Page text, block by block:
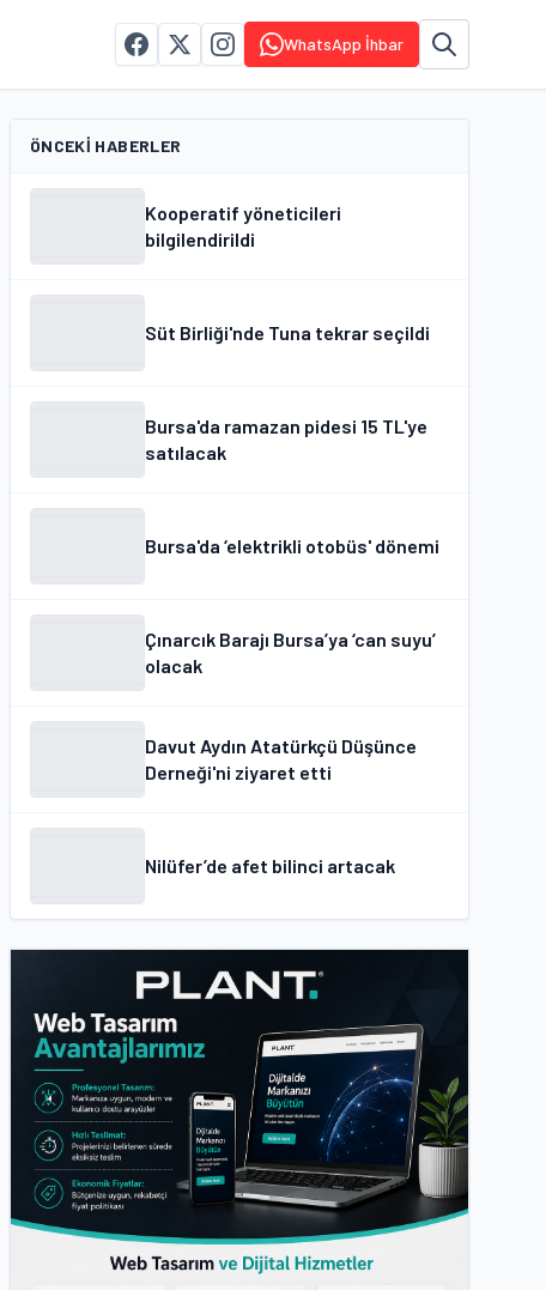
WhatsApp İhbar
ÖNCEKI HABERLER
Kooperatif yöneticileri
bilgilendirildi
Süt Birliği'nde Tuna tekrar seçildi
Bursa'da ramazan pidesi 15 TL'ye
satılacak
Bursa'da ‘elektrikli otobüs' dönemi
Çınarcık Barajı Bursa’ya ‘can suyu’
olacak
Davut Aydın Atatürkçü Düşünce
Derneği'ni ziyaret etti
Nilüfer’de afet bilinci artacak